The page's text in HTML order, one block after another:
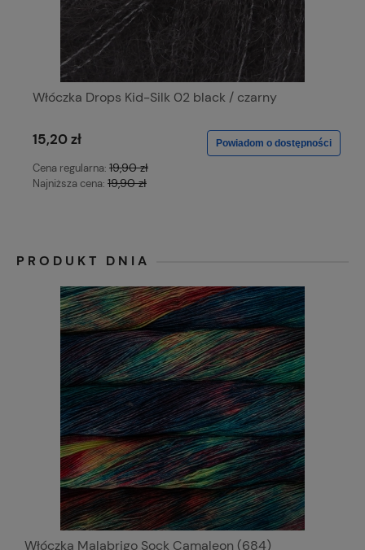
Włóczka Drops Kid-Silk 02 black / czarny
15,20 zł
Cena regularna: 19,90 zł
Najniższa cena: 19,90 zł
Powiadom o dostępności
PRODUKT DNIA
Włóczka Malabrigo Sock Camaleon (684)